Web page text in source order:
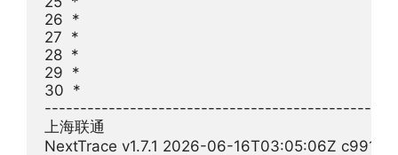
26  *
27  *
28  *
29  *
30  *
上海联通
NextTrace v1.7.1 2026-06-16T03:05:06Z